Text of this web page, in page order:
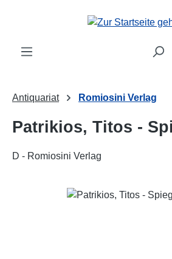
Zum Hauptinhalt springen
Antiquariat Romiosini Verlag
Patrikios, Titos -
D - Romiosini Verlag
Bildergalerie überspringen